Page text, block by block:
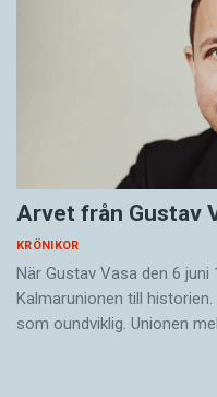
Arvet från Gustav
KRÖNIKOR
När Gustav Vasa den 6
Kalmar­unionen till
som ound­viklig. ­Unionen